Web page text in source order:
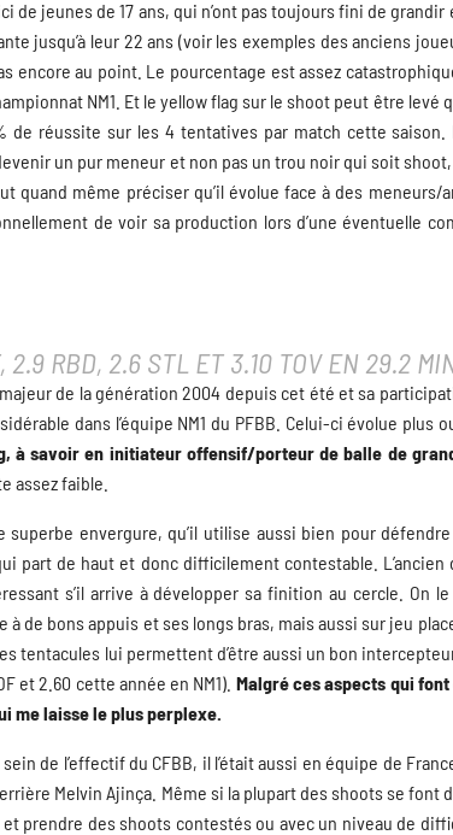
de jeunes de 17 ans, qui n’ont pas toujours fini de
jusqu’à leur 22 ans (voir les exemples des anciens
encore au point. Le pourcentage est assez
NM1. Et le yellow flag sur le shoot peut être levé
de réussite sur les 4 tentatives par match cette saison.
un pur meneur et non pas un trou noir qui soit
quand même préciser qu’il évolue face à des meneurs/
de voir sa production lors d’une éventuelle
2.9 RBD, 2.6 STL ET 3.10 TOV EN 29.2
de la génération 2004 depuis cet été et sa
dans l’équipe NM1 du PFBB. Celui-ci évolue plus
à savoir en initiateur offensif/porteur de balle de
assez faible.
superbe envergure, qu’il utilise aussi bien pour défendre
part de haut et donc difficilement contestable.
s’il arrive à développer sa finition au cercle. On
à de bons appuis et ses longs bras, mais aussi sur jeu
tentacules lui permettent d’être aussi un bon
et 2.60 cette année en NM1). Malgré ces aspects qui
me laisse le plus perplexe.
de l’effectif du CFBB, il l’était aussi en équipe de
Melvin Ajinça. Même si la plupart des shoots se font
prendre des shoots contestés ou avec un niveau de